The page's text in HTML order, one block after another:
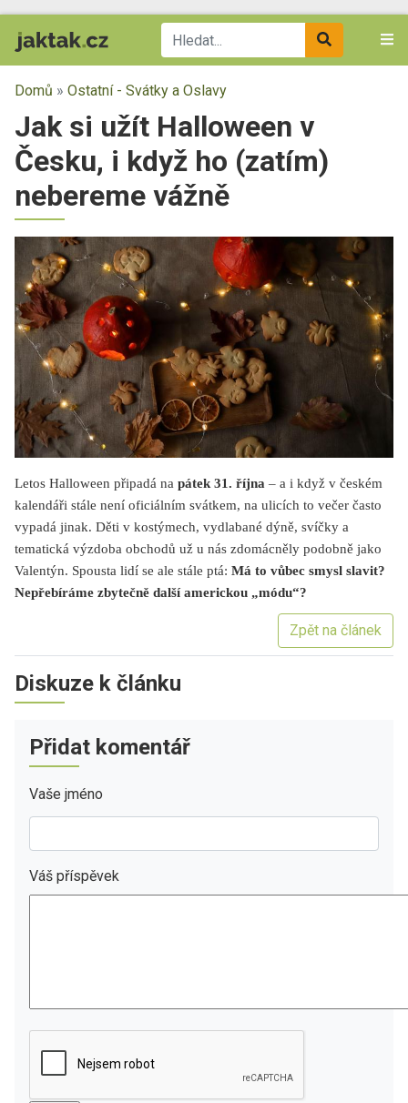
Domů » Ostatní - Svátky a Oslavy
Jak si užít Halloween v
Česku, i když ho (zatím)
nebereme vážně
Letos Halloween připadá na pátek 31. října – a i když v českém
kalendáři stále není oficiálním svátkem, na ulicích to večer často
vypadá jinak. Děti v kostýmech, vydlabané dýně, svíčky a
tematická výzdoba obchodů už u nás zdomácněly podobně jako
Valentýn. Spousta lidí se ale stále ptá: Má to vůbec smysl slavit?
Nepřebíráme zbytečně další americkou „módu“?
Zpět na článek
Diskuze k článku
Přidat komentář
Vaše jméno
Váš příspěvek